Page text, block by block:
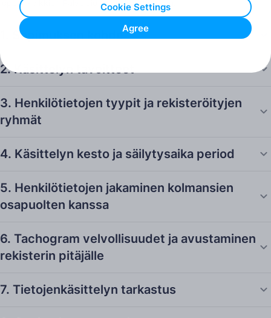
Cookie Settings
Agree
lopeta kaikkien Palveluidemme käyttäminen.
1. Sopimuksen kohde
2. Käsittelyn tavoitteet
3. Henkilötietojen tyypit ja rekisteröityjen
ryhmät
4. Käsittelyn kesto ja säilytysaika period
5. Henkilötietojen jakaminen kolmansien
osapuolten kanssa
6. Tachogram velvollisuudet ja avustaminen
rekisterin pitäjälle
7. Tietojenkäsittelyn tarkastus